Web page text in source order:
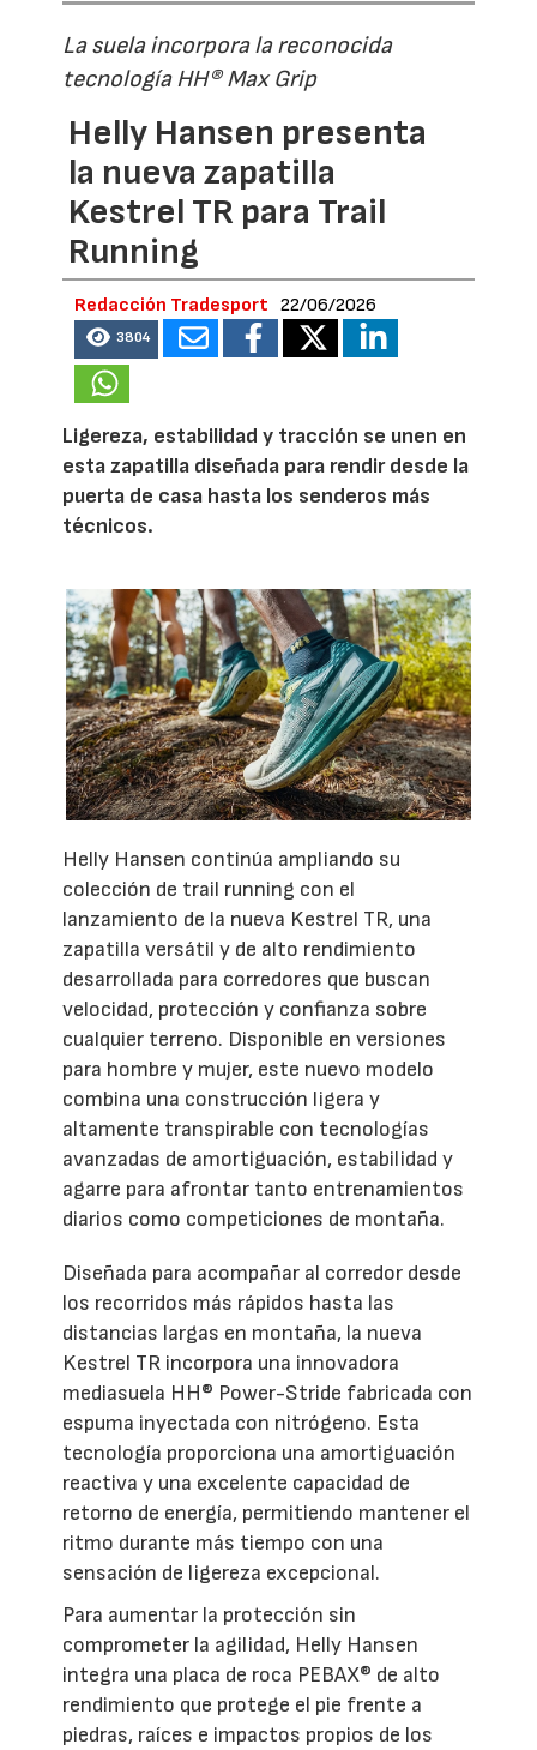
La suela incorpora la reconocida
tecnología HH® Max Grip
Helly Hansen presenta
la nueva zapatilla
Kestrel TR para Trail
Running
Redacción Tradesport 22/06/2026
3804
Ligereza, estabilidad y tracción se unen en
esta zapatilla diseñada para rendir desde la
puerta de casa hasta los senderos más
técnicos.
Helly Hansen continúa ampliando su
colección de trail running con el
lanzamiento de la nueva Kestrel TR, una
zapatilla versátil y de alto rendimiento
desarrollada para corredores que buscan
velocidad, protección y confianza sobre
cualquier terreno. Disponible en versiones
para hombre y mujer, este nuevo modelo
combina una construcción ligera y
altamente transpirable con tecnologías
avanzadas de amortiguación, estabilidad y
agarre para afrontar tanto entrenamientos
diarios como competiciones de montaña.
Diseñada para acompañar al corredor desde
los recorridos más rápidos hasta las
distancias largas en montaña, la nueva
Kestrel TR incorpora una innovadora
mediasuela HH® Power-Stride fabricada con
espuma inyectada con nitrógeno. Esta
tecnología proporciona una amortiguación
reactiva y una excelente capacidad de
retorno de energía, permitiendo mantener el
ritmo durante más tiempo con una
sensación de ligereza excepcional.
Para aumentar la protección sin
comprometer la agilidad, Helly Hansen
integra una placa de roca PEBAX® de alto
rendimiento que protege el pie frente a
piedras, raíces e impactos propios de los